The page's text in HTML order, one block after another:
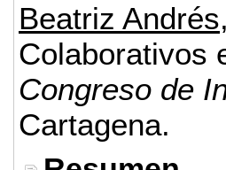
Beatriz
Colaborativos
Congreso de
Cartagena.